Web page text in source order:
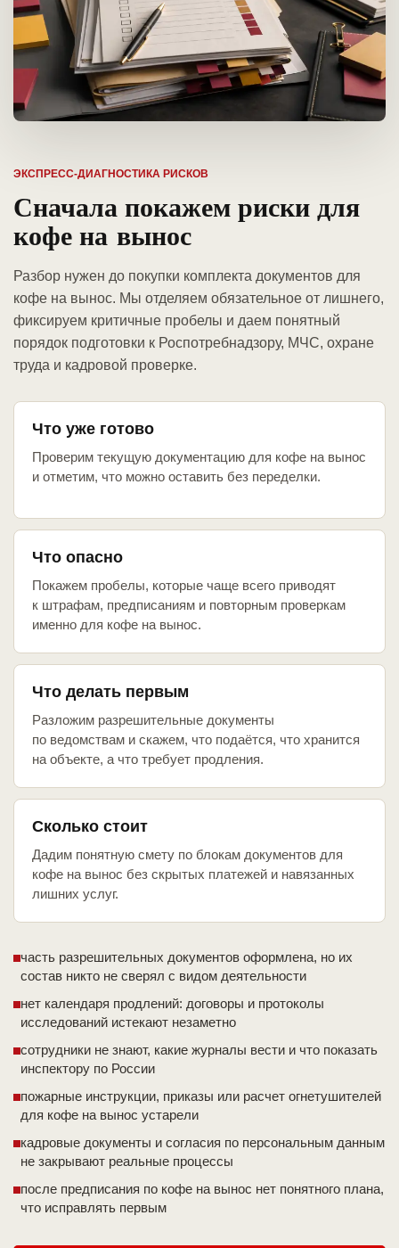
ЭКСПРЕСС-ДИАГНОСТИКА РИСКОВ
Сначала покажем риски для
кофе на вынос
Разбор нужен до покупки комплекта документов для
кофе на вынос. Мы отделяем обязательное от лишнего,
фиксируем критичные пробелы и даем понятный
порядок подготовки к Роспотребнадзору, МЧС, охране
труда и кадровой проверке.
Что уже готово
Проверим текущую документацию для кофе на вынос
и отметим, что можно оставить без переделки.
Что опасно
Покажем пробелы, которые чаще всего приводят
к штрафам, предписаниям и повторным проверкам
именно для кофе на вынос.
Что делать первым
Разложим разрешительные документы
по ведомствам и скажем, что подаётся, что хранится
на объекте, а что требует продления.
Сколько стоит
Дадим понятную смету по блокам документов для
кофе на вынос без скрытых платежей и навязанных
лишних услуг.
часть разрешительных документов оформлена, но их
состав никто не сверял с видом деятельности
нет календаря продлений: договоры и протоколы
исследований истекают незаметно
сотрудники не знают, какие журналы вести и что показать
инспектору по России
пожарные инструкции, приказы или расчет огнетушителей
для кофе на вынос устарели
кадровые документы и согласия по персональным данным
не закрывают реальные процессы
после предписания по кофе на вынос нет понятного плана,
что исправлять первым